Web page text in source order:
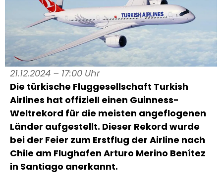
21.12.2024 – 17:00 Uhr
Die türkische Fluggesellschaft Turkish
Airlines hat offiziell einen Guinness-
Weltrekord für die meisten angeflogenen
Länder aufgestellt. Dieser Rekord wurde
bei der Feier zum Erstflug der Airline nach
Chile am Flughafen Arturo Merino Benítez
in Santiago anerkannt.